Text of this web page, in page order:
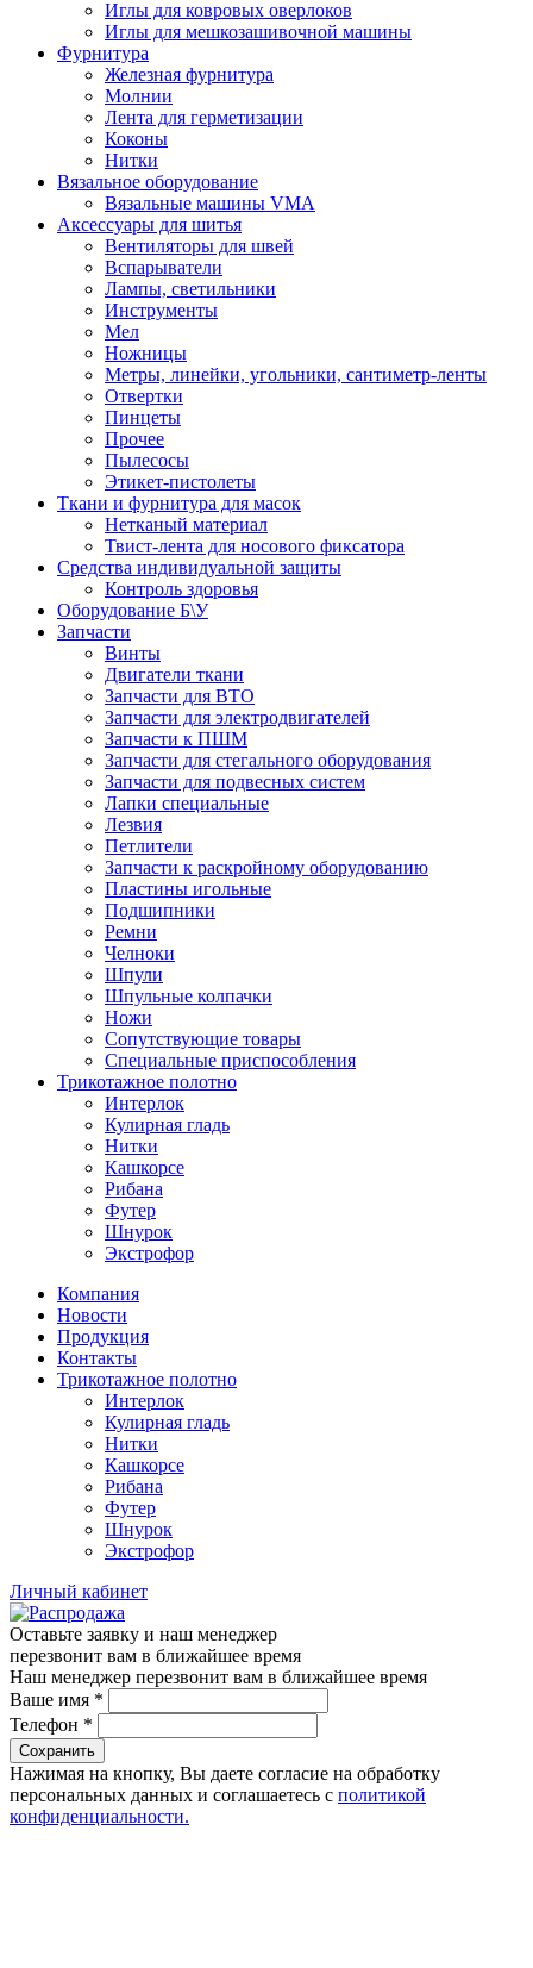
Иглы для ковровых оверлоков
Иглы для мешкозашивочной машины
Фурнитура
Железная фурнитура
Молнии
Лента для герметизации
Коконы
Нитки
Вязальное оборудование
Вязальные машины VMA
Аксессуары для шитья
Вентиляторы для швей
Вспарыватели
Лампы, светильники
Инструменты
Мел
Ножницы
Метры, линейки, угольники, сантиметр-ленты
Отвертки
Пинцеты
Прочее
Пылесосы
Этикет-пистолеты
Ткани и фурнитура для масок
Нетканый материал
Твист-лента для носового фиксатора
Средства индивидуальной защиты
Контроль здоровья
Оборудование Б\У
Запчасти
Винты
Двигатели ткани
Запчасти для ВТО
Запчасти для электродвигателей
Запчасти к ПШМ
Запчасти для стегального оборудования
Запчасти для подвесных систем
Лапки специальные
Лезвия
Петлители
Запчасти к раскройному оборудованию
Пластины игольные
Подшипники
Ремни
Челноки
Шпули
Шпульные колпачки
Ножи
Сопутствующие товары
Специальные приспособления
Трикотажное полотно
Интерлок
Кулирная гладь
Нитки
Кашкорсе
Рибана
Футер
Шнурок
Экстрофор
Компания
Новости
Продукция
Контакты
Трикотажное полотно
Интерлок
Кулирная гладь
Нитки
Кашкорсе
Рибана
Футер
Шнурок
Экстрофор
Личный кабинет
Оставьте заявку и наш менеджер
перезвонит вам в ближайшее время
Наш менеджер перезвонит вам в ближайшее время
Ваше имя *
Телефон *
Сохранить
Нажимая на кнопку, Вы даете согласие на обработку
персональных данных и соглашаетесь с политикой
конфиденциальности.